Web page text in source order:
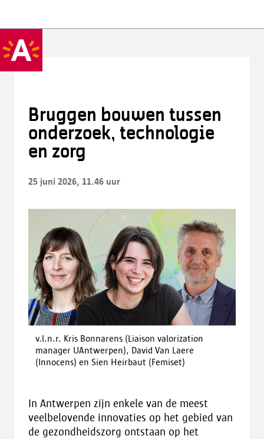
Bruggen bouwen tussen
onderzoek, technologie
en zorg
25 juni 2026, 11.46 uur
v.l.n.r. Kris Bonnarens (Liaison valorization
manager UAntwerpen), David Van Laere
(Innocens) en Sien Heirbaut (Femiset)
In Antwerpen zijn enkele van de meest
veelbelovende innovaties op het gebied van
de gezondheidszorg ontstaan op het